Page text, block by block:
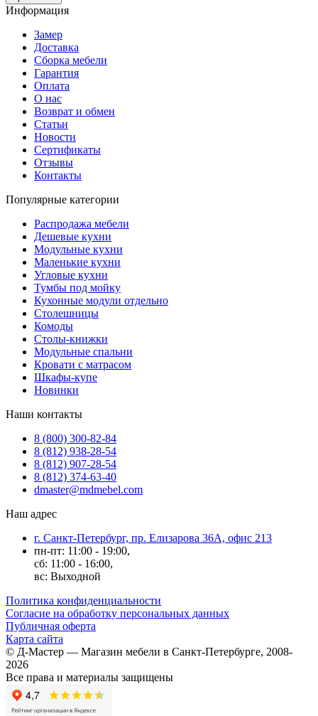
Информация
Замер
Доставка
Сборка мебели
Гарантия
Оплата
О нас
Возврат и обмен
Статьи
Новости
Сертификаты
Отзывы
Контакты
Популярные категории
Распродажа мебели
Дешевые кухни
Модульные кухни
Маленькие кухни
Угловые кухни
Тумбы под мойку
Кухонные модули отдельно
Столешницы
Комоды
Столы-книжки
Модульные спальни
Кровати с матрасом
Шкафы-купе
Новинки
Наши контакты
8 (800) 300-82-84
8 (812) 938-28-54
8 (812) 907-28-54
8 (812) 374-63-40
dmaster@mdmebel.com
Наш адрес
г. Санкт-Петербург, пр. Елизарова 36А, офис 213
пн-пт: 11:00 - 19:00,
сб: 11:00 - 16:00,
вс: Выходной
Политика конфиденциальности
Согласие на обработку персональных данных
Публичная оферта
Карта сайта
© Д-Мастер — Магазин мебели в Санкт-Петербурге, 2008-
2026
Все права и материалы защищены